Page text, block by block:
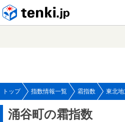
トップ 指数情報一覧 霜指数 東北
涌谷町の霜指数